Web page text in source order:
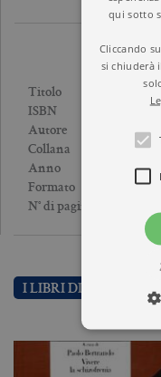
Titolo
ISBN
Autore
Collana
Anno
Formato
N° di pagine
I LIBRI DI PAOLO
qui sotto
Cliccando
si chiuderà